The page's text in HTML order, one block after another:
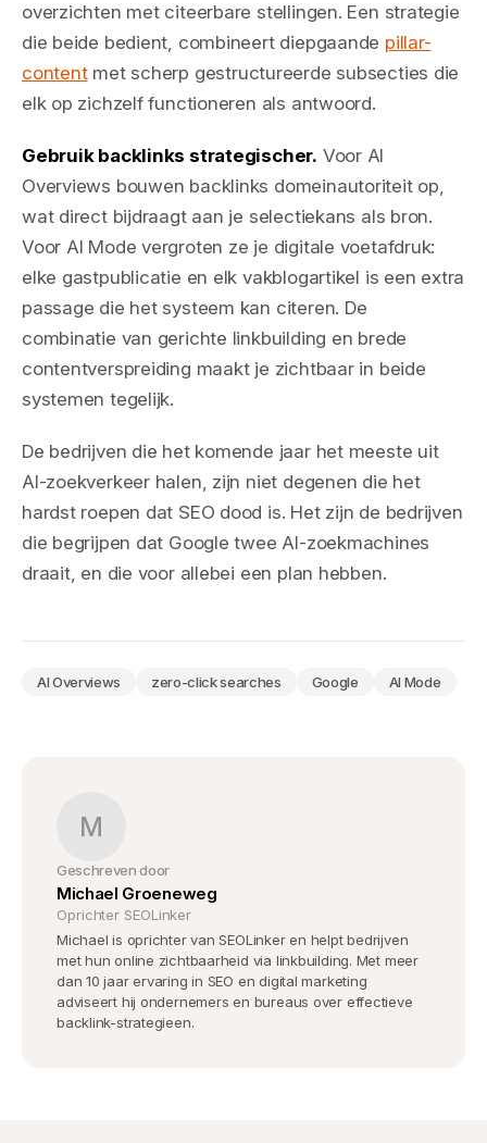
overzichten met citeerbare stellingen. Een strategie
die beide bedient, combineert diepgaande pillar-
contentmet scherp gestructureerde subsecties die
elk op zichzelf functioneren als antwoord.
Gebruik backlinks strategischer. Voor AI
Overviews bouwen backlinks domeinautoriteit op,
wat direct bijdraagt aan je selectiekans als bron.
Voor AI Mode vergroten ze je digitale voetafdruk:
elke gastpublicatie en elk vakblogartikel is een extra
passage die het systeem kan citeren. De
combinatie van gerichte linkbuilding en brede
contentverspreiding maakt je zichtbaar in beide
systemen tegelijk.
De bedrijven die het komende jaar het meeste uit
AI-zoekverkeer halen, zijn niet degenen die het
hardst roepen dat SEO dood is. Het zijn de bedrijven
die begrijpen dat Google twee AI-zoekmachines
draait, en die voor allebei een plan hebben.
AI Overviews zero-click searches Google AI Mode
M
Geschreven door
Michael Groeneweg
Oprichter SEOLinker
Michael is oprichter van SEOLinker en helpt bedrijven
met hun online zichtbaarheid via linkbuilding. Met meer
dan 10 jaar ervaring in SEO en digital marketing
adviseert hij ondernemers en bureaus over effectieve
backlink-strategieen.